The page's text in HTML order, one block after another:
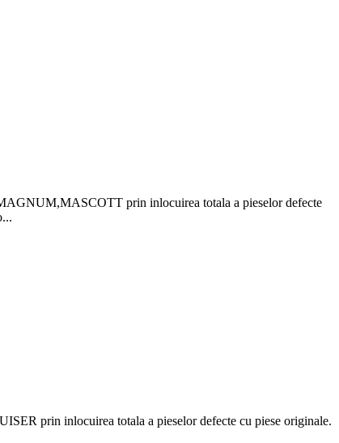
prin inlocuirea totala a pieselor defecte
prin inlocuirea totala a pieselor defecte cu piese originale.